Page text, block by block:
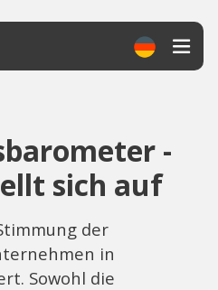
-
sich auf
der
in
Sowohl die